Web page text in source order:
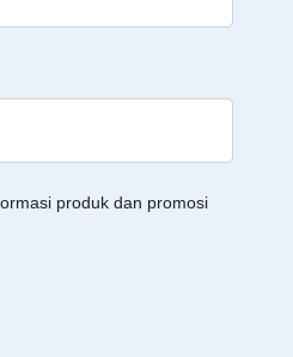
produk dan promosi